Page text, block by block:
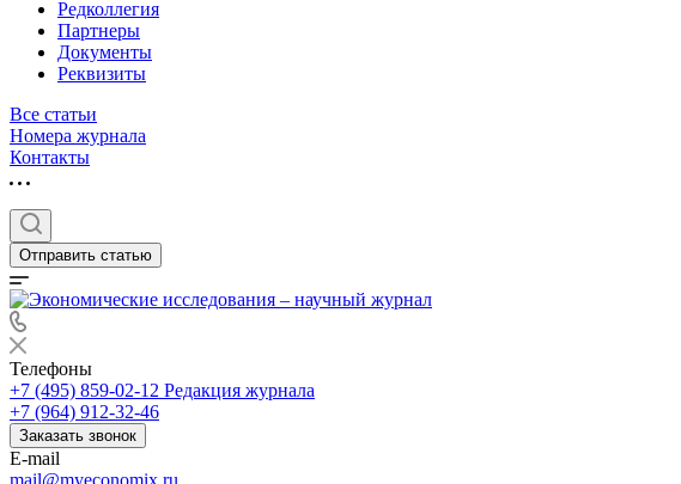
Редколлегия
Партнеры
Документы
Реквизиты
Все статьи
Номера журнала
Контакты
Отправить статью
Телефоны
+7 (495) 859-02-12 Редакция журнала
+7 (964) 912-32-46
Заказать звонок
E-mail
mail@myeconomix.ru